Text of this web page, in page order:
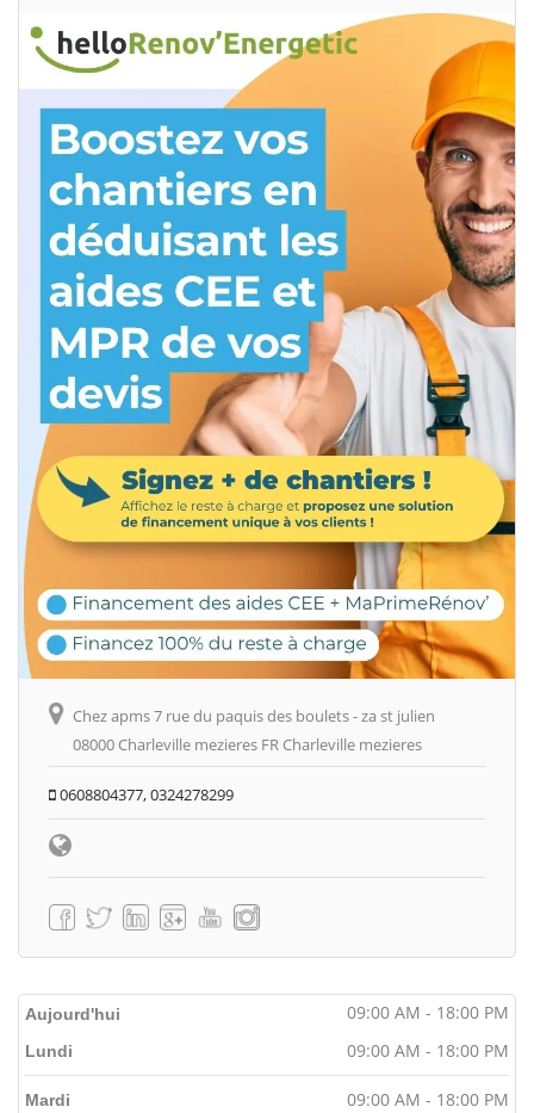
Chez apms 7 rue du paquis des boulets - za st julien
08000 Charleville mezieres FR Charleville mezieres
0608804377, 0324278299
Aujourd'hui 09:00 AM - 18:00 PM
Lundi 09:00 AM - 18:00 PM
Mardi 09:00 AM - 18:00 PM